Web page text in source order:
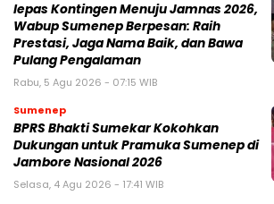
lepas Kontingen Menuju Jamnas 2026,
Wabup Sumenep Berpesan: Raih
Prestasi, Jaga Nama Baik, dan Bawa
Pulang Pengalaman
Rabu, 5 Agu 2026 - 07:15 WIB
Sumenep
BPRS Bhakti Sumekar Kokohkan
Dukungan untuk Pramuka Sumenep di
Jambore Nasional 2026
Selasa, 4 Agu 2026 - 17:41 WIB